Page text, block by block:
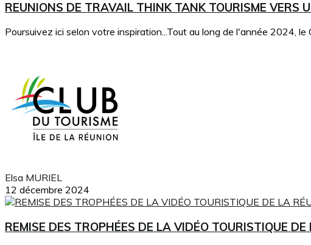
REUNIONS DE TRAVAIL THINK TANK TOURISME VERS
Poursuivez ici selon votre inspiration...Tout au long de l'année 2024, le
Elsa MURIEL
12 décembre 2024
REMISE DES TROPHÉES DE LA VIDÉO TOURISTIQUE